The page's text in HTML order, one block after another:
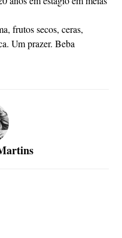
frutos secos, ceras,
Um prazer. Beba